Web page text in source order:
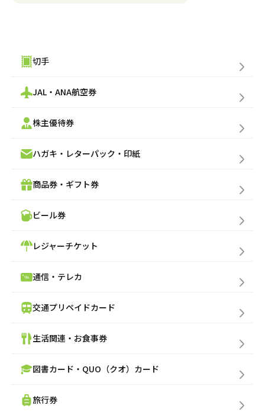
切手
JAL・ANA航空券
株主優待券
ハガキ・レターパック・印紙
商品券・ギフト券
ビール券
レジャーチケット
通信・テレカ
交通プリペイドカード
生活関連・お食事券
図書カード・QUO（クオ）カード
旅行券